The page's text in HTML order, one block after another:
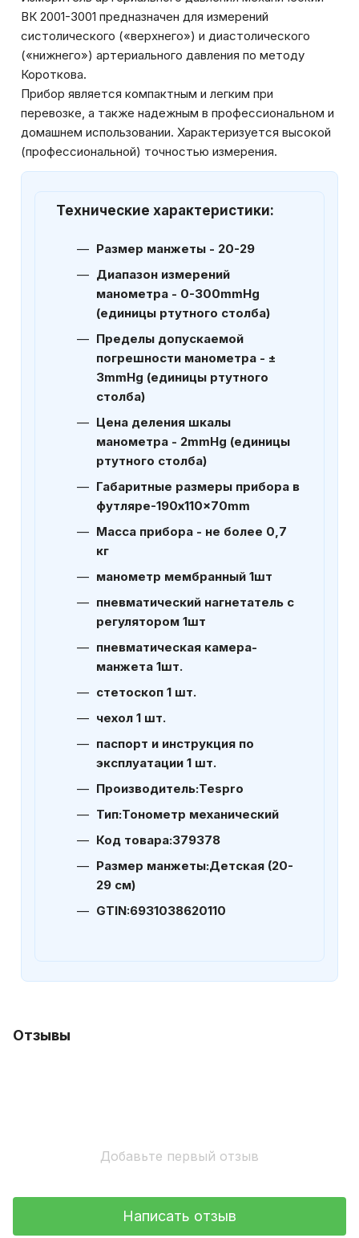
ВК 2001-3001 предназначен для измерений
систолического («верхнего») и диастолического
(«нижнего») артериального давления по методу
Короткова.
Прибор является компактным и легким при
перевозке, а также надежным в профессиональном и
домашнем использовании. Характеризуется высокой
(профессиональной) точностью измерения.
Технические характеристики:
Размер манжеты - 20-29
Диапазон измерений
манометра - 0-300mmHg
(единицы ртутного столба)
Пределы допускаемой
погрешности манометра - ±
3mmHg (единицы ртутного
столба)
Цена деления шкалы
манометра - 2mmHg (единицы
ртутного столба)
Габаритные размеры прибора в
футляре-190x110x70mm
Масса прибора - не более 0,7
кг
манометр мембранный 1шт
пневматический нагнетатель с
регулятором 1шт
пневматическая камера-
манжета 1шт.
стетоскоп 1 шт.
чехол 1 шт.
паспорт и инструкция по
эксплуатации 1 шт.
Производитель:Tespro
Тип:Тонометр механический
Код товара:379378
Размер манжеты:Детская (20-
29 см)
GTIN:6931038620110
Отзывы
Добавьте первый отзыв
Написать отзыв